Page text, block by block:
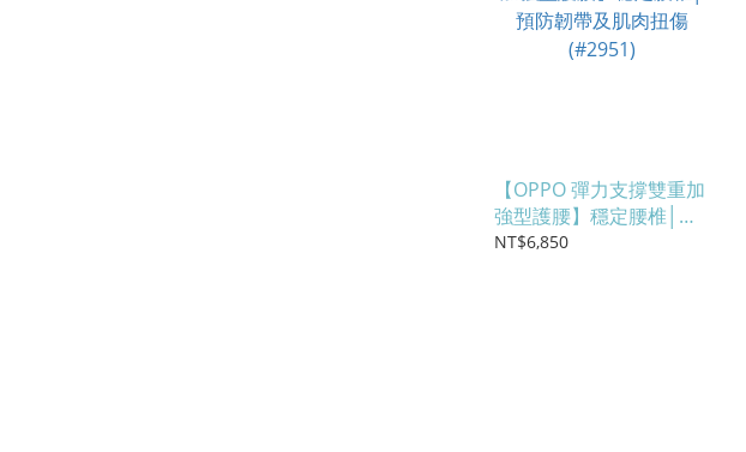
【OPPO 彈力支撐雙重加
強型護腰】穩定腰椎│預
防韌帶及肌肉扭傷
NT$6,850